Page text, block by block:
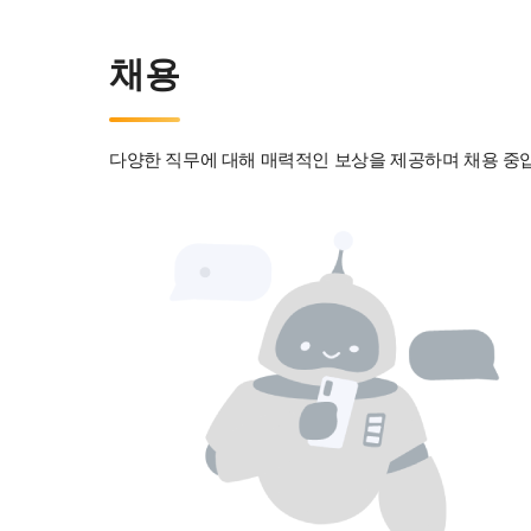
채용
다양한 직무에 대해 매력적인 보상을 제공하며 채용 중